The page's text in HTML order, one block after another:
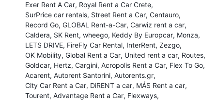
Exer Rent A Car Royal Rent a Car Crete
SurPrice car rentals Street Rent a Car Centauro
Record Go GLOBAL Rent-a-Car Carwiz rent a car
Caldera SK Rent wheego Keddy By Europcar Monza
LETS DRIVE FireFly Car Rental InterRent Zezgo
OK Mobility Global Rent a Car United rent a car Routes
Goldcar Hertz Cargini Acropolis Rent a Car Flex To Go
Acarent Autorent Santorini Autorents.gr
City Car Rent a Car DiRENT a car MÁS Rent a car
Tourent Advantage Rent a Car Flexways